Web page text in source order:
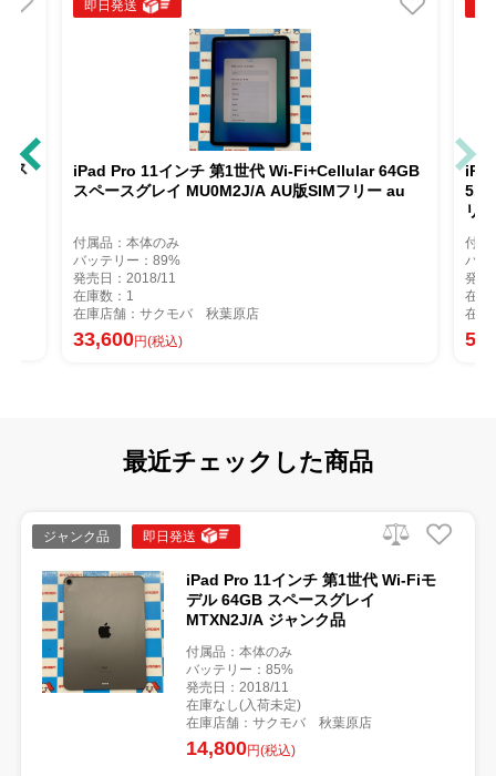
第1世代 Wi-Fi+Cellular 64GB
A AU版SIMフリー au
iPad Pro 11インチ 第1世代 Wi-
512GB スペースグレイ
最近チェックした商品
ジャンク品 即日発送
iPad Pro 11インチ 第1世代 Wi-Fiモ
デル 64GB スペースグレイ
MTXN2J/A ジャンク品
付属品：本体のみ
バッテリー：85%
発売日：2018/11
在庫なし(入荷未定)
在庫店舗：サクモバ 秋葉原店
14,800円(税込)